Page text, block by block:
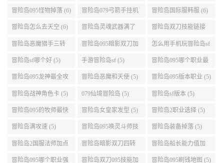
冒险岛095怪物掉落 (6) 冒险岛079弓箭手挂机
升级的地方 (6)
冒险岛国际服韩服 (6)
冒险岛怎么去天空 (6) 冒险岛灵魂武器满了
(6)
冒险岛双刀技能链接
(5)
冒险岛恶魔猎手三转
技能加点顺序 (5)
冒险岛095暗影双刀加
点 (5)
怎么用手机玩冒险岛sf
(5)
冒险岛sf哪个好 (5) 手游冒险岛sf (5) 冒险岛095哪个职业最
好 (5)
冒险岛095龙神最全攻
略 (5)
冒险岛恶魔和天使 (5) 冒险岛095版本职业 (5)
冒险岛战神角色卡 (5) 079仙境冒险岛 (5) 冒险岛sf版本 (5)
冒险岛095的牧师最快
升级路线 (5)
冒险岛女皇家发型 (5) 冒险岛2职业选择 (5)
冒险岛满攻速 (5) 冒险岛095唤灵斗师技
能介绍 (5)
冒险岛装备掉落 (5)
冒险岛2国服法师加点
(5)
冒险岛暗影双刀四转
任务 (5)
冒险岛船长能力值加
点 (5)
冒险岛095哪个职业强 冒险岛双刀095技能加 冒险岛095刷钱地图 (5)